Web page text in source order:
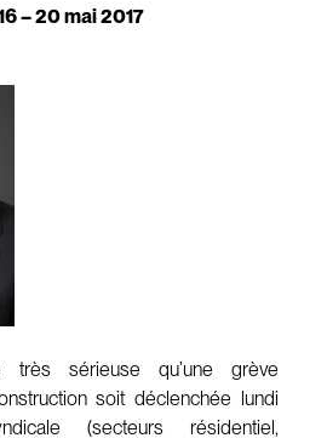
– 20 mai 2017
très sérieuse qu’une grève
soit déclenchée lundi
(secteurs résidentiel,